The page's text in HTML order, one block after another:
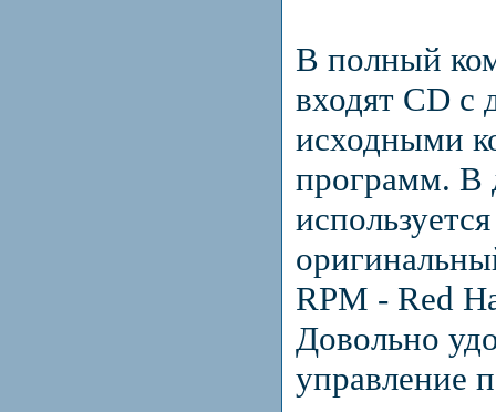
В полный
входят CD с
исходными
программ. В
RPM - Red
Довольно
управление